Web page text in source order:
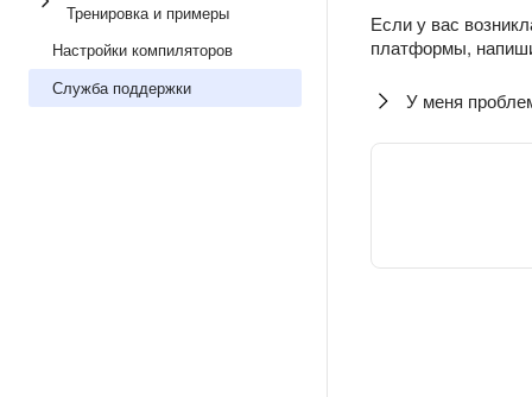
Тренировка и примеры
Настройки компиляторов
Служба поддержки
Если у вас
платформы,
У меня